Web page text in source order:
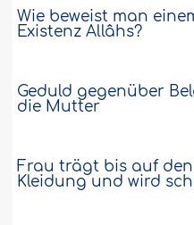
Wie beweist man
Existenz Allâhs?
Geduld gegenüber
die Mutter
Frau trägt bis auf
Kleidung und wird